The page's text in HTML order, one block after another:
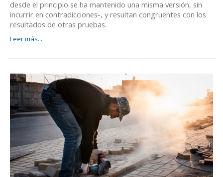
desde el principio se ha mantenido una misma versión, sin
incurrir en contradicciones-, y resultan congruentes con los
resultados de otras pruebas.
Leer más...